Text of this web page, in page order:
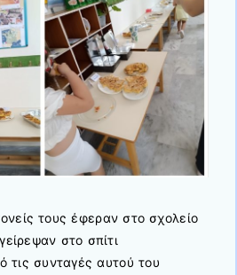
τους έφεραν στο σχολείο
στο σπίτι
τις συνταγές αυτού του